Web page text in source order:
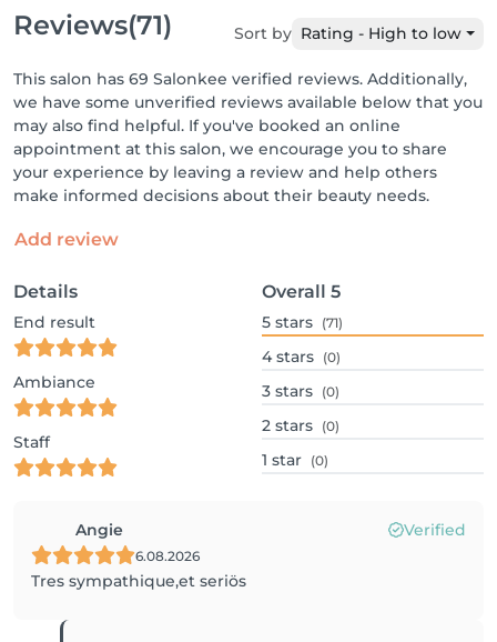
Reviews(71) Sort by Rating - High to low
This salon has 69 Salonkee verified reviews. Additionally,
we have some unverified reviews available below that you
may also find helpful. If you've booked an online
appointment at this salon, we encourage you to share
your experience by leaving a review and help others
make informed decisions about their beauty needs.
Add review
Details
End result
Ambiance
Staff
Overall 5
5 stars (71)
4 stars (0)
3 stars (0)
2 stars (0)
1 star (0)
Angie Verified
6.08.2026
Tres sympathique,et seriös